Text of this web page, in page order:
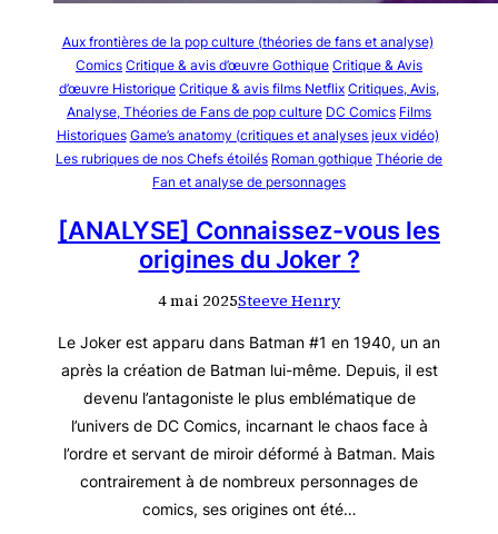
Aux frontières de la pop culture (théories de fans et analyse)
Comics Critique & avis d’œuvre Gothique Critique & Avis
d’œuvre Historique Critique & avis films Netflix Critiques, Avis,
Analyse, Théories de Fans de pop culture DC Comics Films
Historiques Game’s anatomy (critiques et analyses jeux vidéo)
Les rubriques de nos Chefs étoilés Roman gothique Théorie de
Fan et analyse de personnages
[ANALYSE] Connaissez-vous les
origines du Joker ?
4 mai 2025Steeve Henry
Le Joker est apparu dans Batman #1 en 1940, un an
après la création de Batman lui-même. Depuis, il est
devenu l’antagoniste le plus emblématique de
l’univers de DC Comics, incarnant le chaos face à
l’ordre et servant de miroir déformé à Batman. Mais
contrairement à de nombreux personnages de
comics, ses origines ont été…